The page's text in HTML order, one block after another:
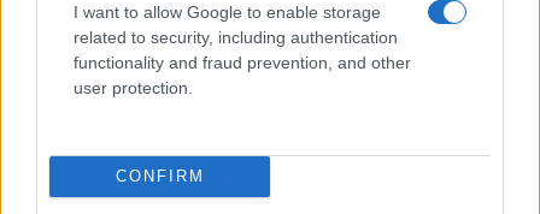
I want to allow Google to enable storage
related to security, including authentication
functionality and fraud prevention, and other
user protection.
CONFIRM
naszym offroadem będą głównie krawężniki i lekkie
szutrówki.Za to osoby, które mieszkają w górach,
lub faktycznie dojeżdżają w trudniej dostępne
Napęd nie jest tutaj wyrafinowany, ale na luźnej
nawierzchni sprawnie spina koła i poprawia trakcję.